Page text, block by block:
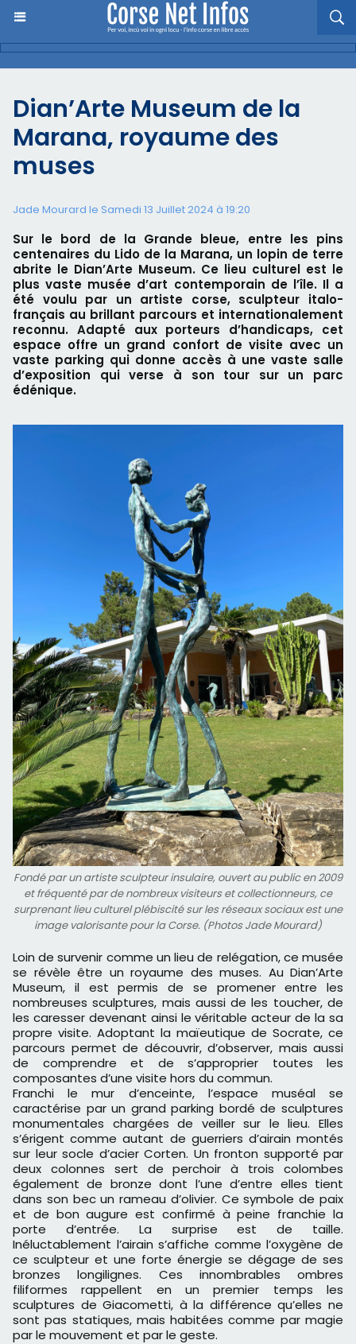
Dian’Arte Museum de la
Marana, royaume des
muses
Jade Mourard le Samedi 13 Juillet 2024 à 19:20
Sur le bord de la Grande bleue, entre les pins
centenaires du Lido de la Marana, un lopin de terre
abrite le Dian’Arte Museum. Ce lieu culturel est le
plus vaste musée d’art contemporain de l’île. Il a
été voulu par un artiste corse, sculpteur italo-
français au brillant parcours et internationalement
reconnu. Adapté aux porteurs d’handicaps, cet
espace offre un grand confort de visite avec un
vaste parking qui donne accès à une vaste salle
d’exposition qui verse à son tour sur un parc
édénique.
Fondé par un artiste sculpteur insulaire, ouvert au public en 2009
et fréquenté par de nombreux visiteurs et collectionneurs, ce
surprenant lieu culturel plébiscité sur les réseaux sociaux est une
image valorisante pour la Corse. (Photos Jade Mourard)
Loin de survenir comme un lieu de relégation, ce musée
se révèle être un royaume des muses. Au Dian’Arte
Museum, il est permis de se promener entre les
nombreuses sculptures, mais aussi de les toucher, de
les caresser devenant ainsi le véritable acteur de la sa
propre visite. Adoptant la maïeutique de Socrate, ce
parcours permet de découvrir, d’observer, mais aussi
de comprendre et de s’approprier toutes les
composantes d’une visite hors du commun.
Franchi le mur d’enceinte, l’espace muséal se
caractérise par un grand parking bordé de sculptures
monumentales chargées de veiller sur le lieu. Elles
s’érigent comme autant de guerriers d’airain montés
sur leur socle d’acier Corten. Un fronton supporté par
deux colonnes sert de perchoir à trois colombes
également de bronze dont l’une d’entre elles tient
dans son bec un rameau d’olivier. Ce symbole de paix
et de bon augure est confirmé à peine franchie la
porte d’entrée. La surprise est de taille.
Inéluctablement l’airain s’affiche comme l’oxygène de
ce sculpteur et une forte énergie se dégage de ses
bronzes longilignes. Ces innombrables ombres
filiformes rappellent en un premier temps les
sculptures de Giacometti, à la différence qu’elles ne
sont pas statiques, mais habitées comme par magie
par le mouvement et par le geste.